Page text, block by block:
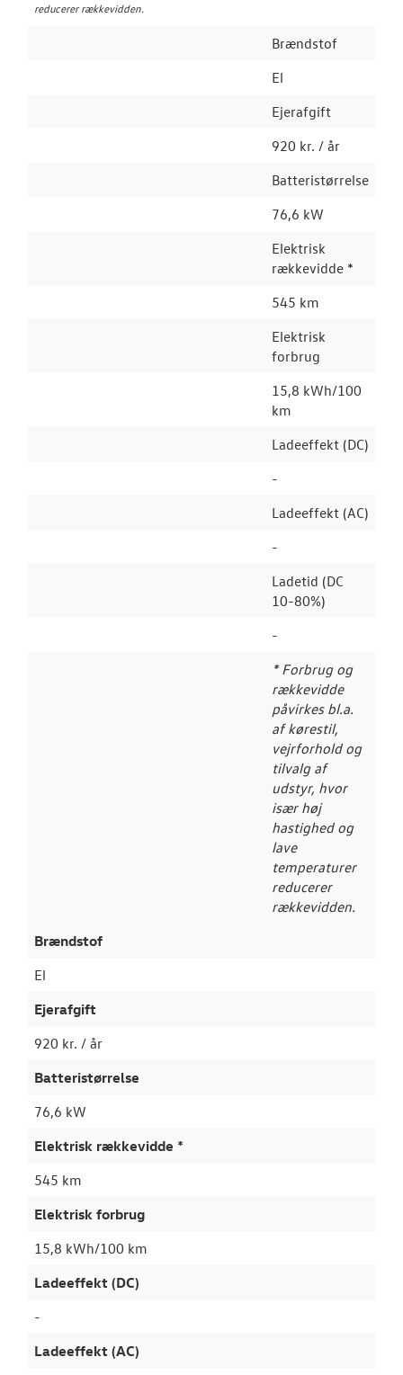
reducerer rækkevidden.
Brændstof
El
Ejerafgift
920 kr. / år
Batteristørrelse
76,6 kW
Elektrisk
rækkevidde *
545 km
Elektrisk
forbrug
15,8 kWh/100
km
Ladeeffekt (DC)
-
Ladeeffekt (AC)
-
Ladetid (DC
10-80%)
-
* Forbrug og
rækkevidde
påvirkes bl.a.
af kørestil,
vejrforhold og
tilvalg af
udstyr, hvor
især høj
hastighed og
lave
temperaturer
reducerer
rækkevidden.
Brændstof
El
Ejerafgift
920 kr. / år
Batteristørrelse
76,6 kW
Elektrisk rækkevidde *
545 km
Elektrisk forbrug
15,8 kWh/100 km
Ladeeffekt (DC)
-
Ladeeffekt (AC)